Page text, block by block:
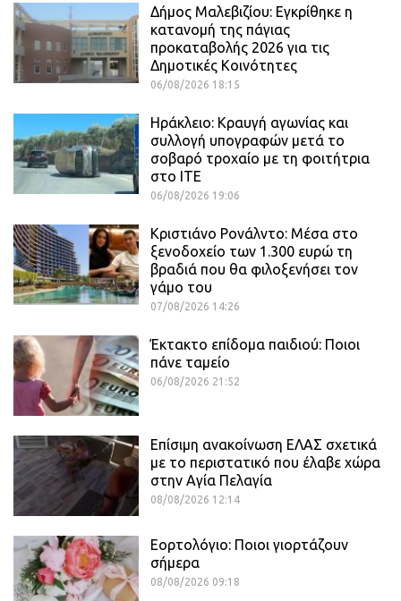
Δήμος Μαλεβιζίου: Εγκρίθηκε η
κατανομή της πάγιας
προκαταβολής 2026 για τις
Δημοτικές Κοινότητες
06/08/2026 18:15
Ηράκλειο: Κραυγή αγωνίας και
συλλογή υπογραφών μετά το
σοβαρό τροχαίο με τη φοιτήτρια
στο ΙΤΕ
06/08/2026 19:06
Κριστιάνο Ρονάλντο: Μέσα στο
ξενοδοχείο των 1.300 ευρώ τη
βραδιά που θα φιλοξενήσει τον
γάμο του
07/08/2026 14:26
Έκτακτο επίδομα παιδιού: Ποιοι
πάνε ταμείο
06/08/2026 21:52
Επίσιμη ανακοίνωση ΕΛΑΣ σχετικά
με το περιστατικό που έλαβε χώρα
στην Αγία Πελαγία
08/08/2026 12:14
Εορτολόγιο: Ποιοι γιορτάζουν
σήμερα
08/08/2026 09:18